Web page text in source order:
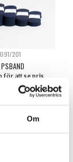
Om
201
för att se pris